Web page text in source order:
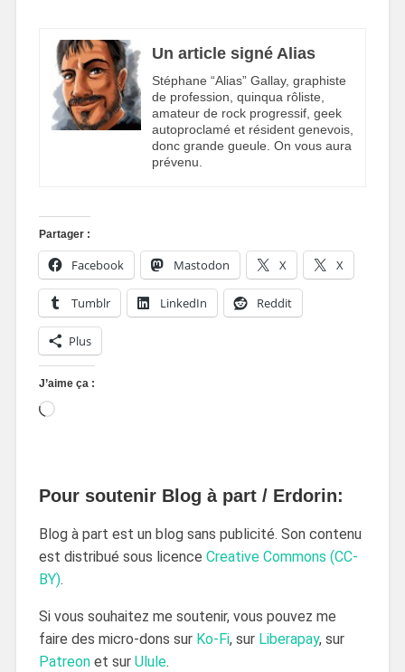
Un article signé Alias
Stéphane “Alias” Gallay, graphiste
de profession, quinqua rôliste,
amateur de rock progressif, geek
autoproclamé et résident genevois,
donc grande gueule. On vous aura
prévenu.
Partager :
Facebook Mastodon X X
Tumblr LinkedIn Reddit
Plus
J’aime ça :
Pour soutenir Blog à part / Erdorin:
Blog à part est un blog sans publicité. Son contenu
est distribué sous licence Creative Commons (CC-
BY).
Si vous souhaitez me soutenir, vous pouvez me
faire des micro-dons sur Ko-Fi, sur Liberapay, sur
Patreonet sur Ulule.